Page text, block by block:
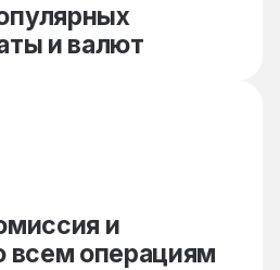
и валют
и
всем операциям